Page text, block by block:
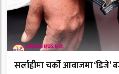
सर्लाहीमा चर्को आवाजमा ‘डिजे’